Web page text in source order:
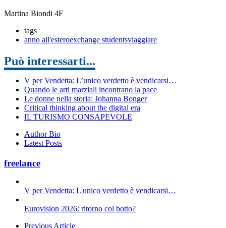
Martina Biondi 4F
tags
anno all'esteroexchange studentsviaggiare
Può interessarti...
V per Vendetta: L’unico verdetto è vendicarsi…
Quando le arti marziali incontrano la pace
Le donne nella storia: Johanna Bonger
Critical thinking about the digital era
IL TURISMO CONSAPEVOLE
Author Bio
Latest Posts
freelance
V per Vendetta: L'unico verdetto è vendicarsi…
Eurovision 2026: ritorno col botto?
Previous Article